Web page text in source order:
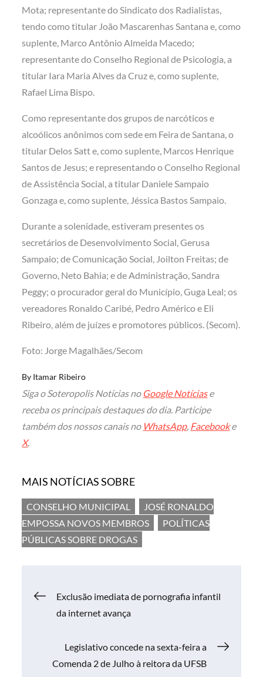
Mota; representante do Sindicato dos Radialistas,
tendo como titular João Mascarenhas Santana e, como
suplente, Marco Antônio Almeida Macedo;
representante do Conselho Regional de Psicologia, a
titular Iara Maria Alves da Cruz e, como suplente,
Rafael Lima Bispo.
Como representante dos grupos de narcóticos e
alcoólicos anônimos com sede em Feira de Santana, o
titular Delos Satt e, como suplente, Marcos Henrique
Santos de Jesus; e representando o Conselho Regional
de Assistência Social, a titular Daniele Sampaio
Gonzaga e, como suplente, Jéssica Bastos Sampaio.
Durante a solenidade, estiveram presentes os
secretários de Desenvolvimento Social, Gerusa
Sampaio; de Comunicação Social, Joilton Freitas; de
Governo, Neto Bahia; e de Administração, Sandra
Peggy; o procurador geral do Município, Guga Leal; os
vereadores Ronaldo Caribé, Pedro Américo e Eli
Ribeiro, além de juízes e promotores públicos. (Secom).
Foto: Jorge Magalhães/Secom
By Itamar Ribeiro
Siga o Soteropolis Noticias no Google Notíciase
receba os principais destaques do dia. Participe
também dos nossos canais no WhatsApp, Facebooke
X.
MAIS NOTÍCIAS SOBRE
CONSELHO MUNICIPAL
JOSÉ RONALDO
EMPOSSA NOVOS MEMBROS
POLÍTICAS
PÚBLICAS SOBRE DROGAS
Navegação
Post
Exclusão imediata de pornografia infantil
da internet avança
Legislativo concede na sexta-feira a
Comenda 2 de Julho à reitora da UFSB